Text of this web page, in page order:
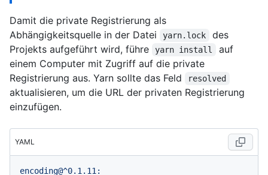
Damit die private Registrierung als
Abhängigkeitsquelle in der Datei
yarn.lock
des
Projekts aufgeführt wird, führe
yarn install
auf
einem Computer mit Zugriff auf die private
Registrierung aus. Yarn sollte das Feld
resolved
aktualisieren, um die URL der privaten Registrierung
einzufügen.
YAML
encoding@^0.1.11: